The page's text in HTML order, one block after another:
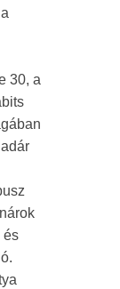
30, a
és